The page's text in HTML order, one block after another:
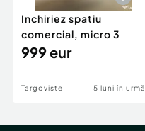
Inchiriez spatiu
comercial, micro 3
999 eur
Targoviste 5 luni în urmă